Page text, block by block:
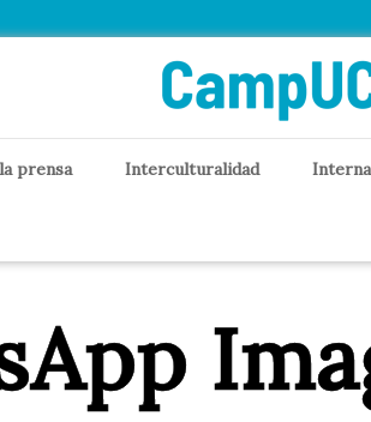
prensa Interculturalidad